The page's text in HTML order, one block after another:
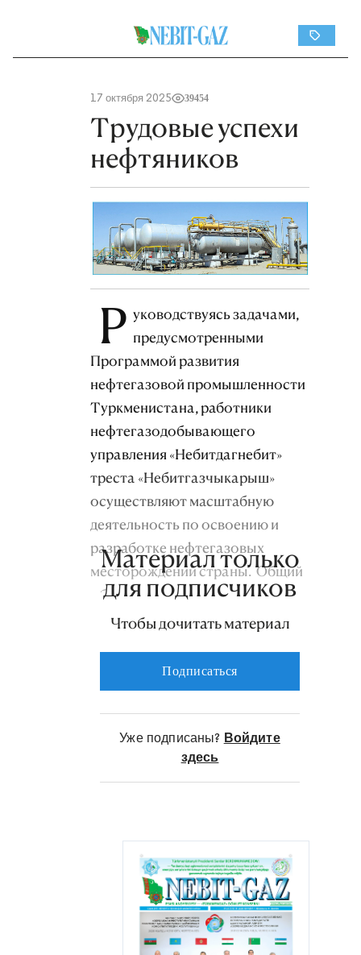
17 октября 2025 39454
Трудовые успехи
нефтяников
Р уководствуясь задачами,
предусмотренными
Программой развития
нефтегазовой промышленности
Туркменистана, работники
нефтегазодобывающего
управления «Небитдагнебит»
треста «Небитгазчыкарыш»
осуществляют масштабную
деятельность по освоению и
разработке нефтегазовых
месторождений страны. Общий
объем «черного золота»,
добытого из нефтедобывающих
составил 500 тысяч 431 тонну.
Это означает, что
девятимесячный план выполнен
на 107,5 процента. Темп роста
производства на предприятии по
сравнению с аналогичным
Большая часть добываемого
Государственным концерном
«Туркменнебит» объема
«черного золота» приходится на
Материал только
для подписчиков
Чтобы дочитать материал
Подписаться
Уже подписаны? Войдите
здесь